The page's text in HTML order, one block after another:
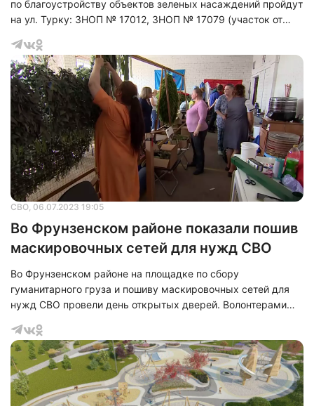
по благоустройству объектов зеленых насаждений пройдут
на ул. Турку: ЗНОП № 17012, ЗНОП № 17079 (участок от
кинозале районной администрации.</span>
СВО, 06.07.2023 19:05
Во Фрунзенском районе показали пошив
маскировочных сетей для нужд СВО
Во Фрунзенском районе на площадке по сбору
гуманитарного груза и пошиву маскировочных сетей для
нужд СВО провели день открытых дверей. Волонтерами
находятся в зоне специальной военной операции.